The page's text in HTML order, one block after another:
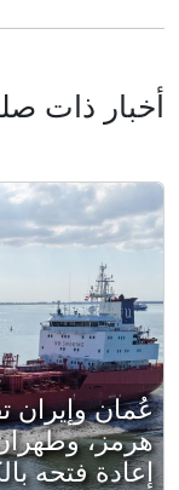
أخبار ذات
عُمان وإيران
هرمز،
إعادة فتحه